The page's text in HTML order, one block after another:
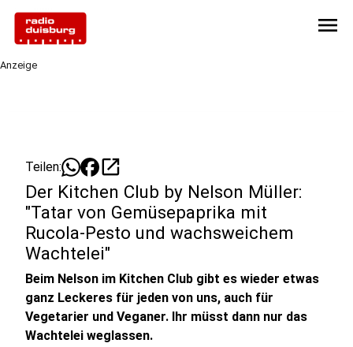
menu
Anzeige
Teilen: open_in_new
Der Kitchen Club by Nelson Müller:
"Tatar von Gemüsepaprika mit
Rucola-Pesto und wachsweichem
Wachtelei"
Beim Nelson im Kitchen Club gibt es wieder etwas
ganz Leckeres für jeden von uns, auch für
Vegetarier und Veganer. Ihr müsst dann nur das
Wachtelei weglassen.